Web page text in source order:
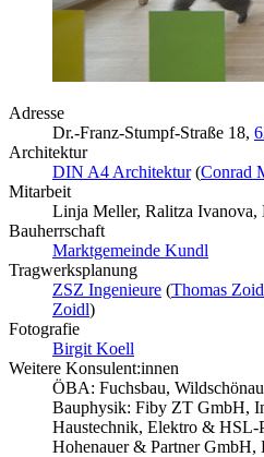
Adresse
Dr.-Franz-Stumpf-Straße 18,
Architektur
DIN A4 Architektur(Conrad
Mitarbeit
Linja Meller, Ralitza
Bauherrschaft
Marktgemeinde Kundl
Tragwerksplanung
ZSZ Ingenieure (Thomas
Zoidl)
Fotografie
Birgit Koell
Weitere Konsulent:innen
ÖBA: Fuchsbau, Wildschönau
Bauphysik: Fiby ZT GmbH,
Haustechnik, Elektro & HSL-
Hohenauer & Partner GmbH,